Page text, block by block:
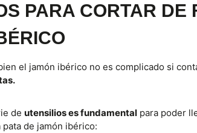
PARA CORTAR DE
el jamón ibérico no es complicado si
de utensilios es fundamental para poder
de jamón ibérico: